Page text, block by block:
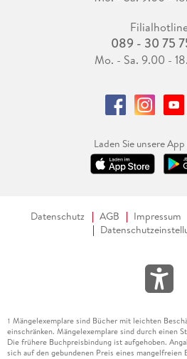
089 - 30 75
Mo. - Sa. 9.00 -
Laden Sie unsere
Datenschutz AGB Impressum
1 Mängelexemplare sind Bücher mit leichten
einschränken. Mängelexemplare sind durch einen
Die frühere Buchpreisbindung ist aufgehoben.
sich auf den gebundenen Preis eines mangelfreien